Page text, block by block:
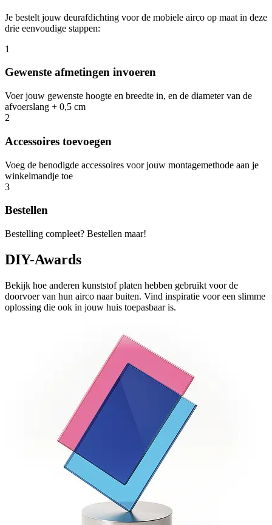
Je bestelt jouw deurafdichting voor de mobiele airco op maat in deze
drie eenvoudige stappen:
1
Gewenste afmetingen invoeren
Voer jouw gewenste hoogte en breedte in, en de diameter van de
afvoerslang + 0,5 cm
2
Accessoires toevoegen
Voeg de benodigde accessoires voor jouw montagemethode aan je
winkelmandje toe
3
Bestellen
Bestelling compleet? Bestellen maar!
DIY-Awards
Bekijk hoe anderen kunststof platen hebben gebruikt voor de
doorvoer van hun airco naar buiten. Vind inspiratie voor een slimme
oplossing die ook in jouw huis toepasbaar is.